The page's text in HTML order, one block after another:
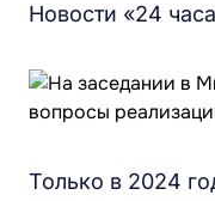
Новости «24
Только в 2024